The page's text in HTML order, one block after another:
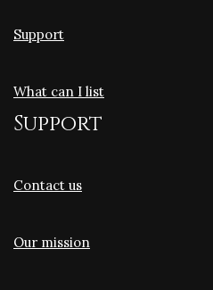
Support
What can I list
Support
Contact us
Our mission